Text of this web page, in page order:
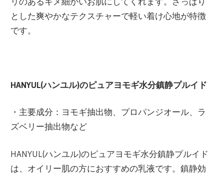
とした爽やかなテクスチャーで軽い着け心地が特徴
です。
HANYUL(ハンユル)のピュアヨモギ水分鎮静プルイド
・主要成分：ヨモギ抽出物、プロパンジオール、ラ
ズベリー抽出物など
HANYUL(ハンユル)のピュアヨモギ水分鎮静プルイド
は、オイリー肌の方におすすめの乳液です。鎮静効